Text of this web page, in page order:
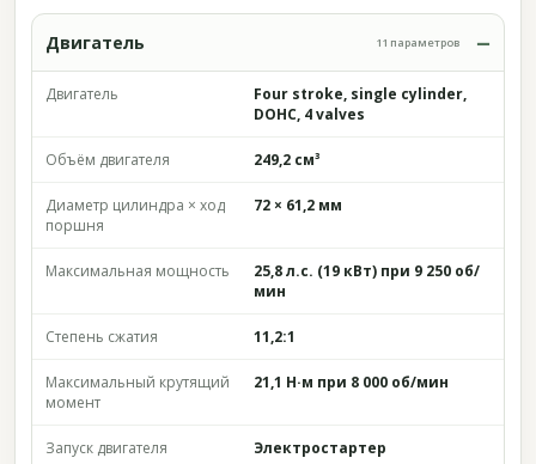
Двигатель 11 параметров
Двигатель
Four stroke, single cylinder,
DOHC, 4 valves
Объём двигателя 249,2 см³
Диаметр цилиндра × ход
поршня
72 × 61,2 мм
Максимальная мощность
25,8 л.с. (19 кВт) при 9 250 об/
мин
Степень сжатия 11,2:1
Максимальный крутящий
момент
21,1 Н·м при 8 000 об/мин
Запуск двигателя Электростартер